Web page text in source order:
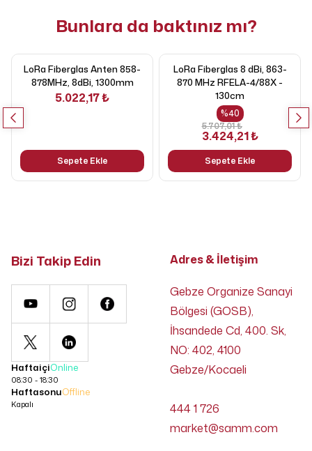
Bunlara da baktınız mı?
LoRa Fiberglas Anten 858-
878MHz, 8dBi, 1300mm
5.022,17 ₺
Sepete Ekle
LoRa Fiberglas 8 dBi, 863-
870 MHz RFELA-4/88X -
130cm
%40
5.707,01 ₺
3.424,21 ₺
Sepete Ekle
Bizi Takip Edin
HaftaiçiOnline
08:30 - 18:30
HaftasonuOffline
Kapalı
Adres & İletişim
Gebze Organize Sanayi
Bölgesi (GOSB),
İhsandede Cd, 400. Sk,
NO: 402, 4100
Gebze/Kocaeli
444 1 726
market@samm.com